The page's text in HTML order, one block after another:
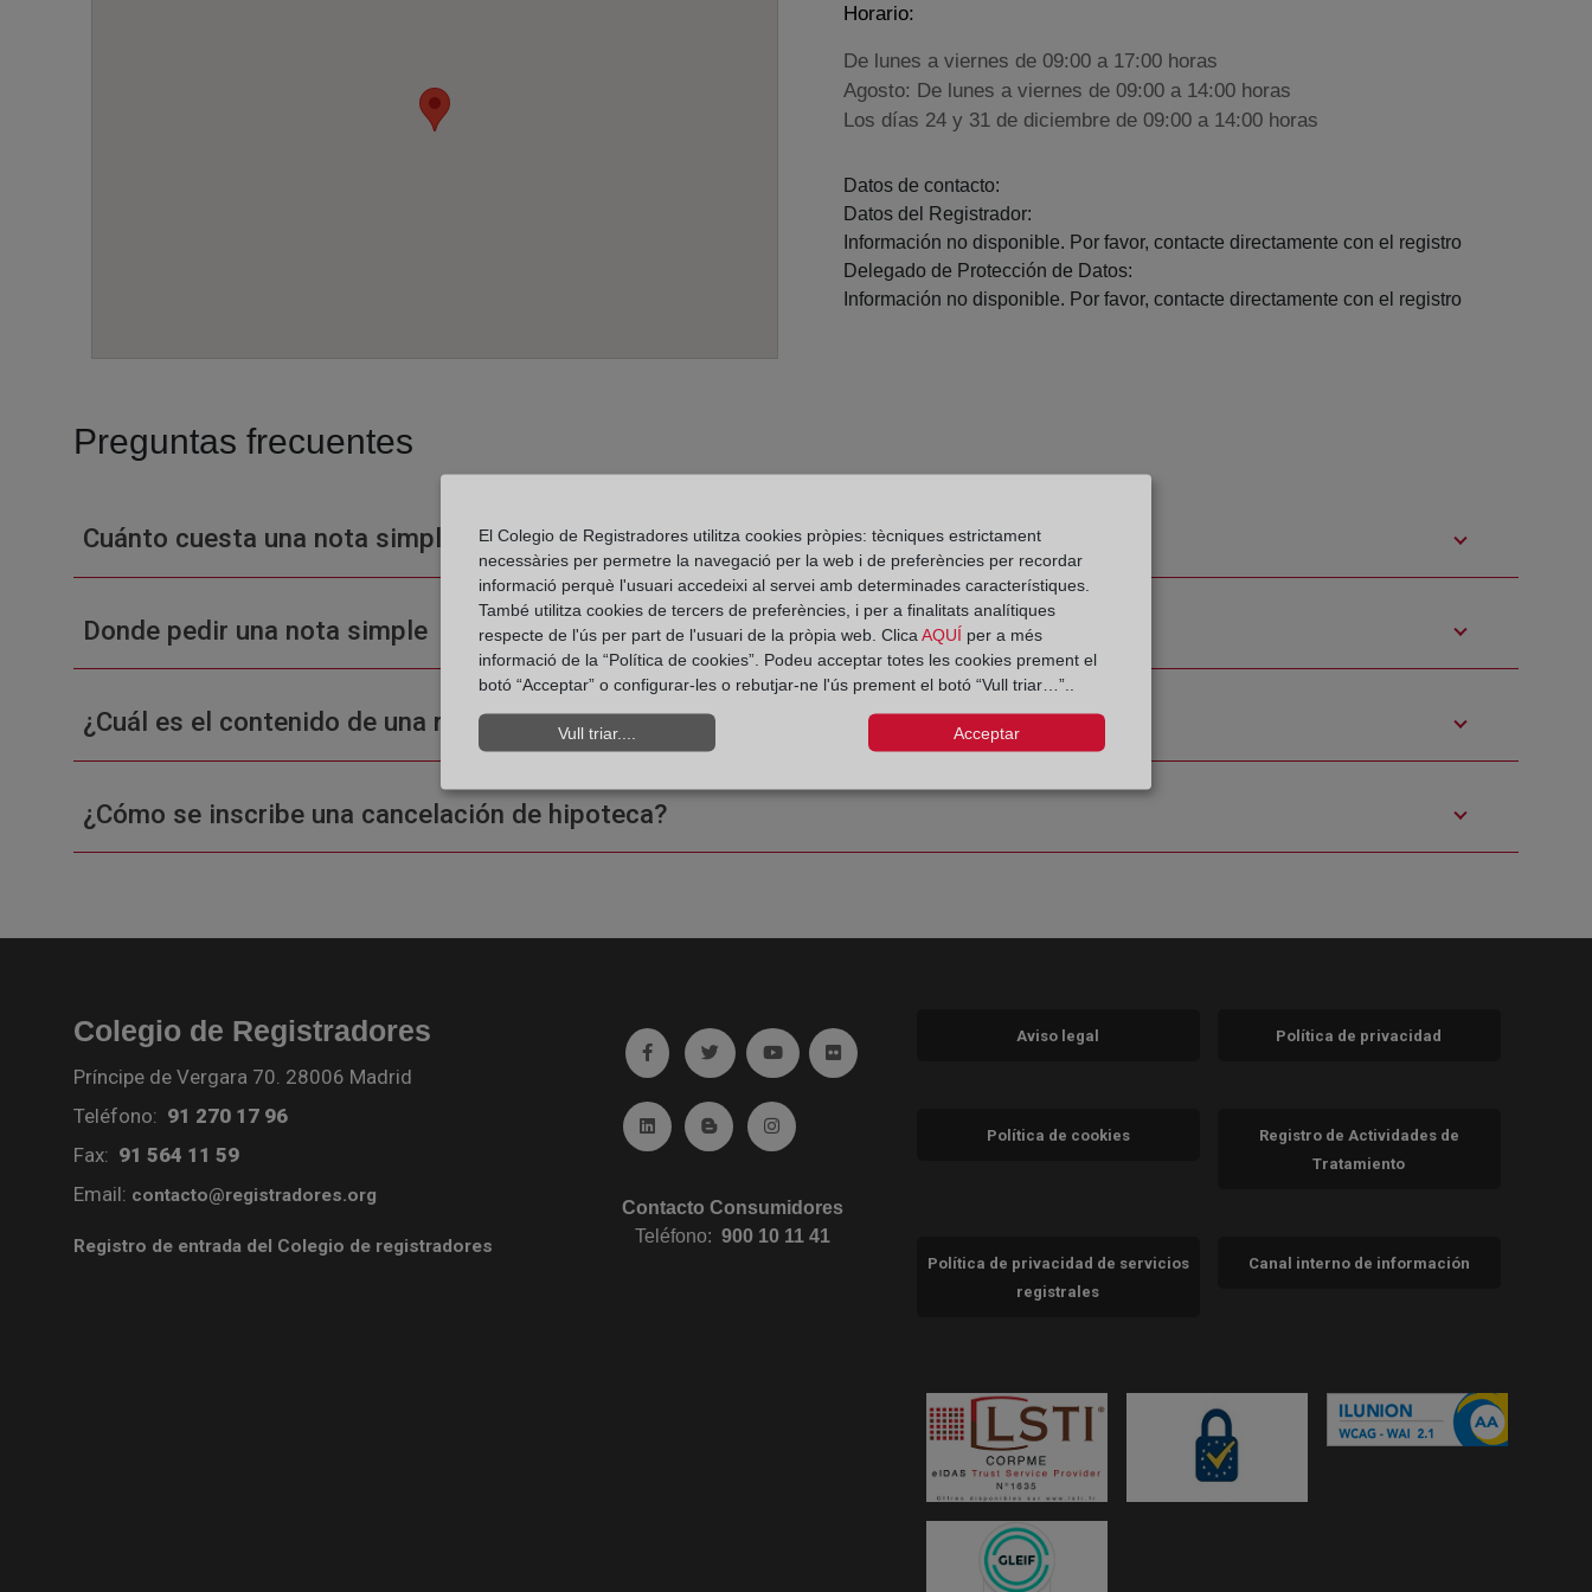
Horario:
De lunes a viernes de 09:00 a 17:00 horas
Agosto: De lunes a viernes de 09:00 a 14:00 horas
Los días 24 y 31 de diciembre de 09:00 a 14:00 horas
Datos de contacto:
Datos del Registrador:
Información no disponible. Por favor, contacte directamente con el registro
Delegado de Protección de Datos:
Información no disponible. Por favor, contacte directamente con el registro
Preguntas frecuentes
Cuánto cuesta una nota simple en un Registro de la Propiedad
Donde pedir una nota simple
¿Cuál es el contenido de una nota simple o una certificación?
¿Cómo se inscribe una cancelación de hipoteca?
Colegio de Registradores
Príncipe de Vergara 70. 28006 Madrid
Teléfono: 91 270 17 96
Fax: 91 564 11 59
Email: contacto@registradores.org
Registro de entrada del Colegio de registradores
Ir a facebook (abre en ventana nueva)
Ir a twitter (abre en ventana nueva)
Ir a YouTube (abre en ventana nueva)
Ir a Flickr (abre en ventana nueva)
Ir a Linkedin (abre en ventana nueva)
Ir al Blog (abre en ventana nueva)
Ir a Instagram (abre en ventana nueva)
Contacto Consumidores
Teléfono:900 10 11 41
Aviso legal Política de privacidad
Política de cookies
Registro de Actividades de
Tratamiento
Política de privacidad de servicios
registrales
Canal interno de información
El Colegio de Registradores utilitza cookies pròpies: tècniques estrictament
necessàries per permetre la navegació per la web i de preferències per recordar
informació perquè l'usuari accedeixi al servei amb determinades característiques.
També utilitza cookies de tercers de preferències, i per a finalitats analítiques
respecte de l'ús per part de l'usuari de la pròpia web. Clica AQUÍ per a més
informació de la “Política de cookies”. Podeu acceptar totes les cookies prement el
botó “Acceptar” o configurar-les o rebutjar-ne l'ús prement el botó “Vull triar…”..
Vull triar.... Acceptar